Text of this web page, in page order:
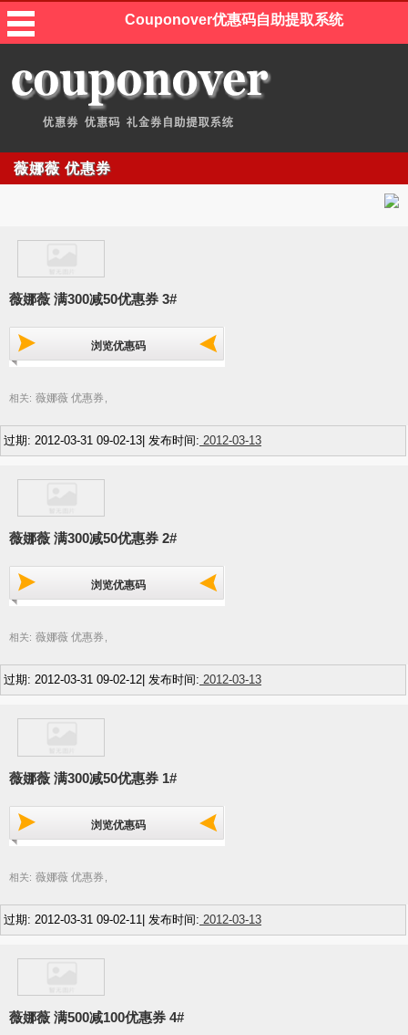
Couponover优惠码自助提取系统
薇娜薇 优惠券
薇娜薇 满300减50优惠券 3#
浏览优惠码
相关: 薇娜薇 优惠券
过期: 2012-03-31 09-02-13| 发布时间: 2012-03-13
薇娜薇 满300减50优惠券 2#
浏览优惠码
相关: 薇娜薇 优惠券 ,
过期: 2012-03-31 09-02-12| 发布时间: 2012-03-13
薇娜薇 满300减50优惠券 1#
浏览优惠码
相关: 薇娜薇 优惠券
过期: 2012-03-31 09-02-11| 发布时间: 2012-03-13
薇娜薇 满500减100优惠券 4#